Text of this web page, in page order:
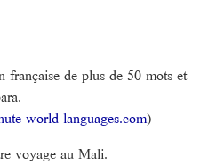
de plus de 50 mots et
world-languages.com)
voyage au Mali.